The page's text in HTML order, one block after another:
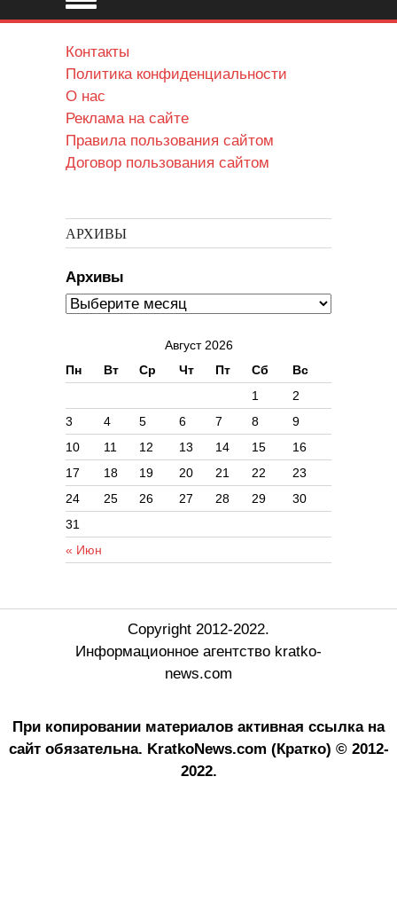
Контакты
Политика конфиденциальности
О нас
Реклама на сайте
Правила пользования сайтом
Договор пользования сайтом
АРХИВЫ
Архивы
Август 2026
Пн
Вт Ср Чт Пт Сб Вс
« Июн
1
2
3
4 5 6 7 8
9
10
11 12 13 14 15
16
17
18 19 20 21 22
23
24
25 26 27 28 29
30
31
Copyright 2012-2022.
Информационное агентство kratko-
news.com
При копировании материалов активная ссылка на
сайт обязательна. KratkoNews.com (Кратко) © 2012-
2022.